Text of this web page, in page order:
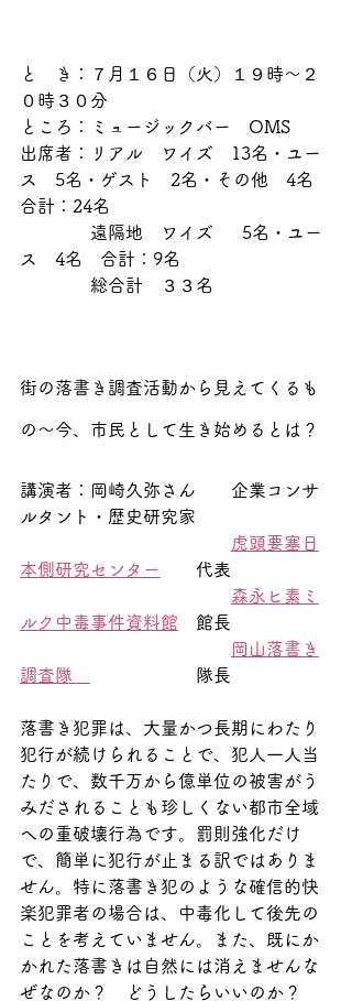
と　き：７月１６日（火）１９時〜２
０時３０分
ところ：ミュージックバー　OMS
出席者：リアル　ワイズ　13名・ユー
ス　5名・ゲスト　2名・その他　4名
合計：24名
遠隔地　ワイズ　  5名・ユー
ス　4名　合計：9名
総合計　３３名
街の落書き調査活動から見えてくるも
の〜今、市民として生き始めるとは？
講演者：岡崎久弥さん　　企業コンサ
ルタント・歴史研究家
虎頭要塞日
本側研究センター
代表
森永ヒ素ミ
ルク中毒事件資料館 館長
岡山落書き
調査隊
隊長
落書き犯罪は、大量かつ長期にわたり
犯行が続けられることで、犯人一人当
たりで、数千万から億単位の被害がう
みだされることも珍しくない都市全域
への重破壊行為です。罰則強化だけ
で、簡単に犯行が止まる訳ではありま
せん。特に落書き犯のような確信的快
楽犯罪者の場合は、中毒化して後先の
ことを考えていません。また、既にか
かれた落書きは自然には消えませんな
ぜなのか？　どうしたらいいのか？